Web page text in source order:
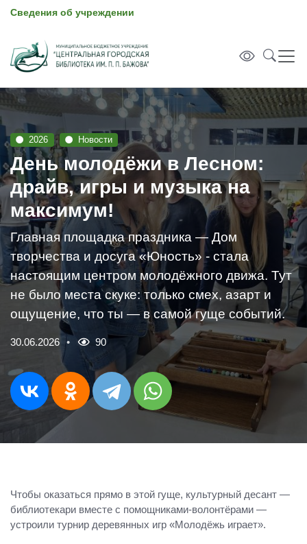
Сведения об учреждении
2026 Новости
День молодёжи в Лесном:
драйв, игры и музыка на
максимум!
Главная площадка праздника — Дом
творчества и досуга «Юность» - стала
настоящим центром молодёжного движа. Тут
не было места скуке: только смех, азарт и
ощущение, что ты — в самой гуще событий.
30.06.2026 90
Чтобы оказаться прямо в этой гуще, культурный десант —
библиотекари вместе с помощниками‑волонтёрами —
устроили турнир деревянных игр «Молодёжь играет».